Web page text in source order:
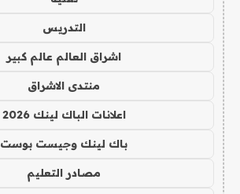
التدريس
اشراق العالم عالم كبير
منتدى الاشراق
اعلانات الباك لينك 2026
باك لينك وجيست بوست
مصادر التعليم